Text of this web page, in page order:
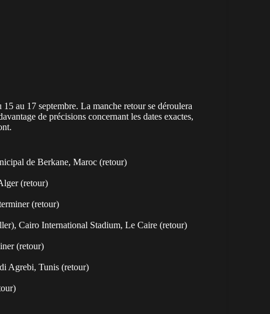
au 17 septembre. La manche retour se déroulera
de précisions concernant les dates exactes,
de Berkane, Maroc (retour)
(retour)
(retour)
Cairo International Stadium, Le Caire (retour)
(retour)
Agrebi, Tunis (retour)